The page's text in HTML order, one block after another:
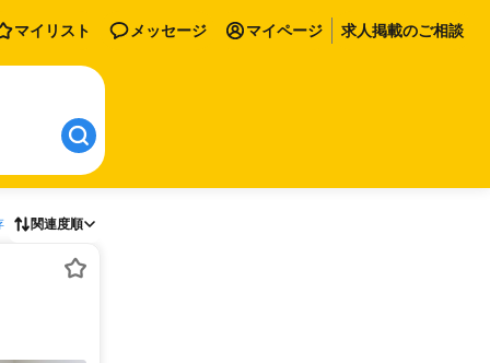
マイリスト メッセージ マイページ 求人掲載のご相談
関連度順